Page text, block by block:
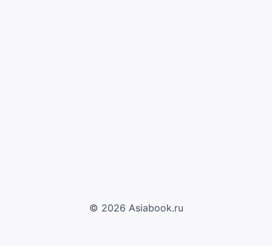
© 2026 Asiabook.ru